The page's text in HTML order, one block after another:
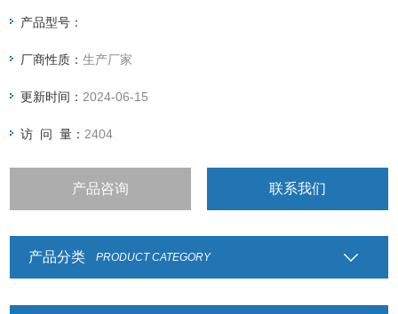
平、声光报警天平、工业精密天平，现诚招上海各地区分销
产品型号：
厂商性质：生产厂家
更新时间： 2024-06-15
访 问 量： 2404
产品咨询 联系我们
产品分类 PRODUCT CATEGORY